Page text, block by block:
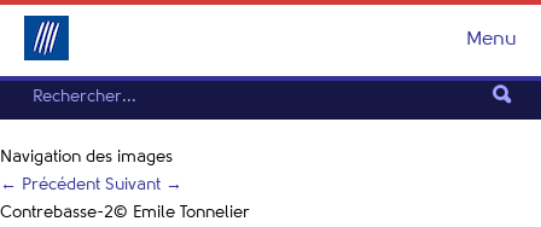
Menu
Navigation des images
← Précédent Suivant →
Contrebasse-2© Emile Tonnelier